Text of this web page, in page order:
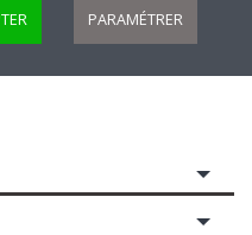
PARAMÉTRER